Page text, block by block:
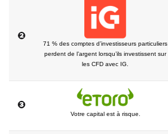
71 % des comptes d’investisseurs particuliers
perdent de l’argent lorsqu’ils investissent sur
les CFD avec IG.
Votre capital est à risque.